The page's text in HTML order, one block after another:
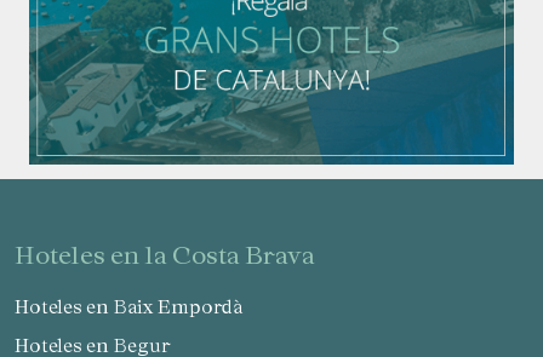
hoteles en la Costa Brava
Hoteles en Baix Empordà
Hoteles en Begur